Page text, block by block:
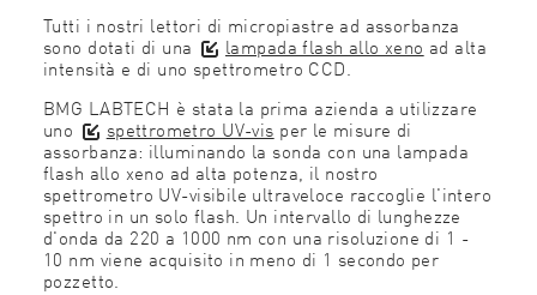
Tutti i nostri lettori di micropiastre ad assorbanza
sono dotati di una lampada flash allo xeno ad alta
intensità e di uno spettrometro CCD.
BMG LABTECH è stata la prima azienda a utilizzare
uno spettrometro UV-vis per le misure di
assorbanza: illuminando la sonda con una lampada
flash allo xeno ad alta potenza, il nostro
spettrometro UV-visibile ultraveloce raccoglie l'intero
spettro in un solo flash. Un intervallo di lunghezze
d'onda da 220 a 1000 nm con una risoluzione di 1 -
10 nm viene acquisito in meno di 1 secondo per
pozzetto.